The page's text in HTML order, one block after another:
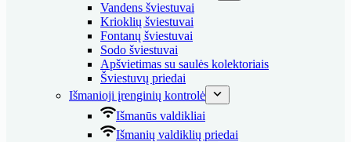
Vandens šviestuvai
Krioklių šviestuvai
Fontanų šviestuvai
Sodo šviestuvai
Apšvietimas su saulės kolektoriais
Šviestuvų priedai
Išmanioji įrenginių kontrolė
Išmanūs valdikliai
Išmanių valdiklių priedai